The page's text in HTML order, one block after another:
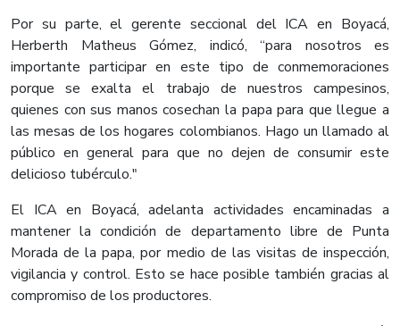
Por su parte, el gerente seccional del ICA en Boyacá,
Herberth Matheus Gómez, indicó, “para nosotros es
importante participar en este tipo de conmemoraciones
porque se exalta el trabajo de nuestros campesinos,
quienes con sus manos cosechan la papa para que llegue a
las mesas de los hogares colombianos. Hago un llamado al
público en general para que no dejen de consumir este
delicioso tubérculo."
El ICA en Boyacá, adelanta actividades encaminadas a
mantener la condición de departamento libre de Punta
Morada de la papa, por medio de las visitas de inspección,
vigilancia y control. Esto se hace posible también gracias al
compromiso de los productores.